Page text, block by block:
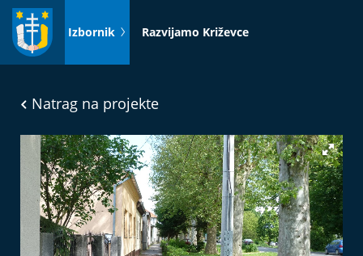
Idi
sadržaj
Izbornik Razvijamo Križevce
Natrag na projekte